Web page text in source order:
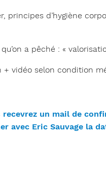
principes d’hygiène
a pêché : «
+ vidéo selon condition
un mail de
avec Eric Sauvage la